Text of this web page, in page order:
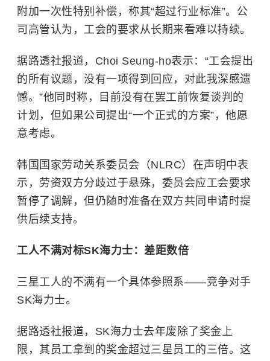
附加一次性特别补偿，称其“超过行业标准”。公
司高管认为，工会的要求从长期来看难以持续。
据路透社报道，Choi Seung-ho表示：“工会提出
的所有议题，没有一项得到回应，对此我深感遗
憾。”他同时称，目前没有在罢工前恢复谈判的
计划，但如果公司提出“一个正式的方案”，他愿
意考虑。
韩国国家劳动关系委员会（NLRC）在声明中表
示，劳资双方分歧过于悬殊，委员会应工会要求
暂停了调解，但仍随时准备在双方共同申请时提
供后续支持。
工人不满对标SK海力士：差距数倍
三星工人的不满有一个具体参照系——竞争对手
SK海力士。
据路透社报道，SK海力士去年废除了奖金上
限，其员工拿到的奖金超过三星员工的三倍。这